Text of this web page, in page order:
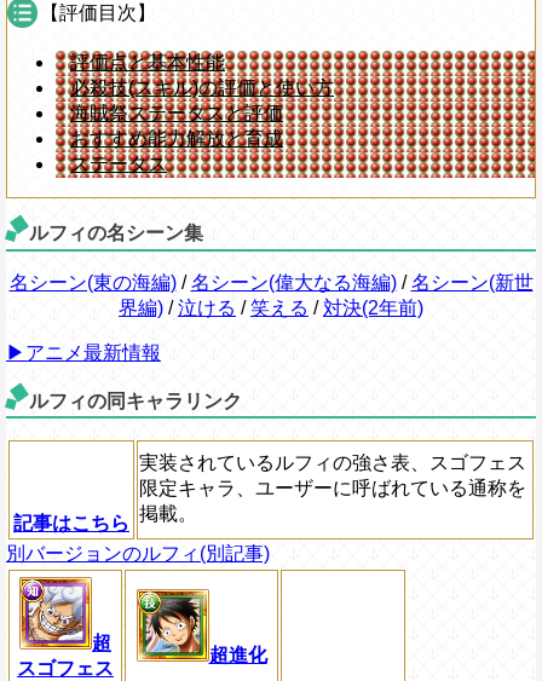
【評価目次】
評価点と基本性能
必殺技(スキル)の評価と使い方
海賊祭ステータスと評価
おすすめ能力解放と育成
ステータス
ルフィの名シーン集
名シーン(東の海編)/名シーン(偉大なる海編)/名シーン(新世
界編) /泣ける /笑える /対決(2年前)
▶アニメ最新情報
ルフィの同キャラリンク
記事はこちら
実装されているルフィの強さ表、スゴフェス
限定キャラ、ユーザーに呼ばれている通称を
掲載。
別バージョンのルフィ(別記事)
超
スゴフェス
超進化